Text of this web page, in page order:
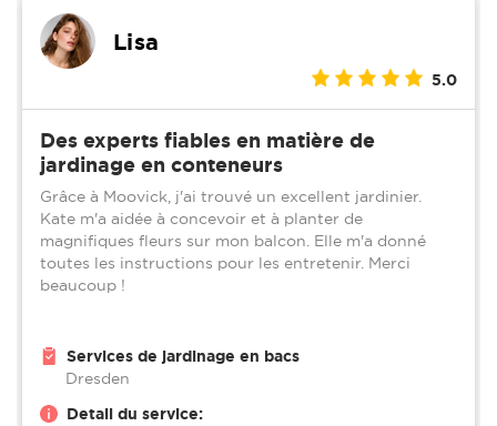
Lisa
5.0
Des experts fiables en matière de
jardinage en conteneurs
Grâce à Moovick, j'ai trouvé un excellent jardinier.
Kate m'a aidée à concevoir et à planter de
magnifiques fleurs sur mon balcon. Elle m'a donné
toutes les instructions pour les entretenir. Merci
beaucoup !
Services de jardinage en bacs
Dresden
Detail du service: